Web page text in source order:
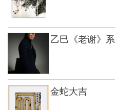
乙巳《老谢》系
金蛇大吉